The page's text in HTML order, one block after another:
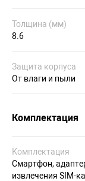
Толщина (мм)
8.6
Защита корпуса
От влаги и пыли
Комплектация
Комплектация
Смартфон,
извлечения SIM-